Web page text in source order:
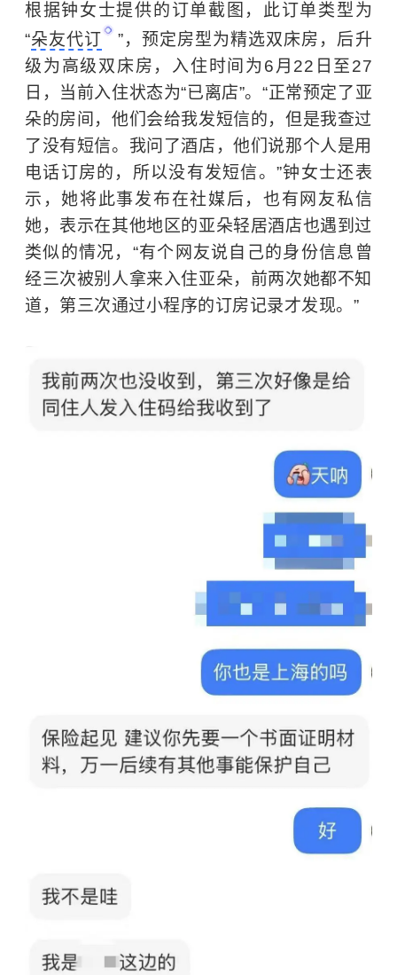
根据钟女士提供的订单截图，此订单类型为
“朵友代订
”，预定房型为精选双床房，后升
级为高级双床房，入住时间为6月22日至27
日，当前入住状态为“已离店”。“正常预定了亚
朵的房间，他们会给我发短信的，但是我查过
了没有短信。我问了酒店，他们说那个人是用
电话订房的，所以没有发短信。”钟女士还表
示，她将此事发布在社媒后，也有网友私信
她，表示在其他地区的亚朵轻居酒店也遇到过
类似的情况，“有个网友说自己的身份信息曾
经三次被别人拿来入住亚朵，前两次她都不知
道，第三次通过小程序的订房记录才发现。”